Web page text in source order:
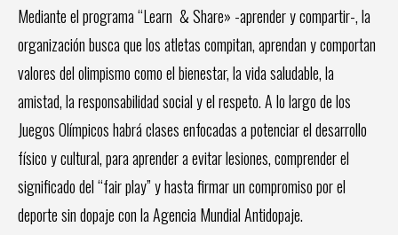
Mediante el programa “Learn & Share» -aprender y compartir-, la
organización busca que los atletas compitan, aprendan y comportan
valores del olimpismo como el bienestar, la vida saludable, la
amistad, la responsabilidad social y el respeto. A lo largo de los
Juegos Olímpicos habrá clases enfocadas a potenciar el desarrollo
físico y cultural, para aprender a evitar lesiones, comprender el
significado del “fair play” y hasta firmar un compromiso por el
deporte sin dopaje con la Agencia Mundial Antidopaje.